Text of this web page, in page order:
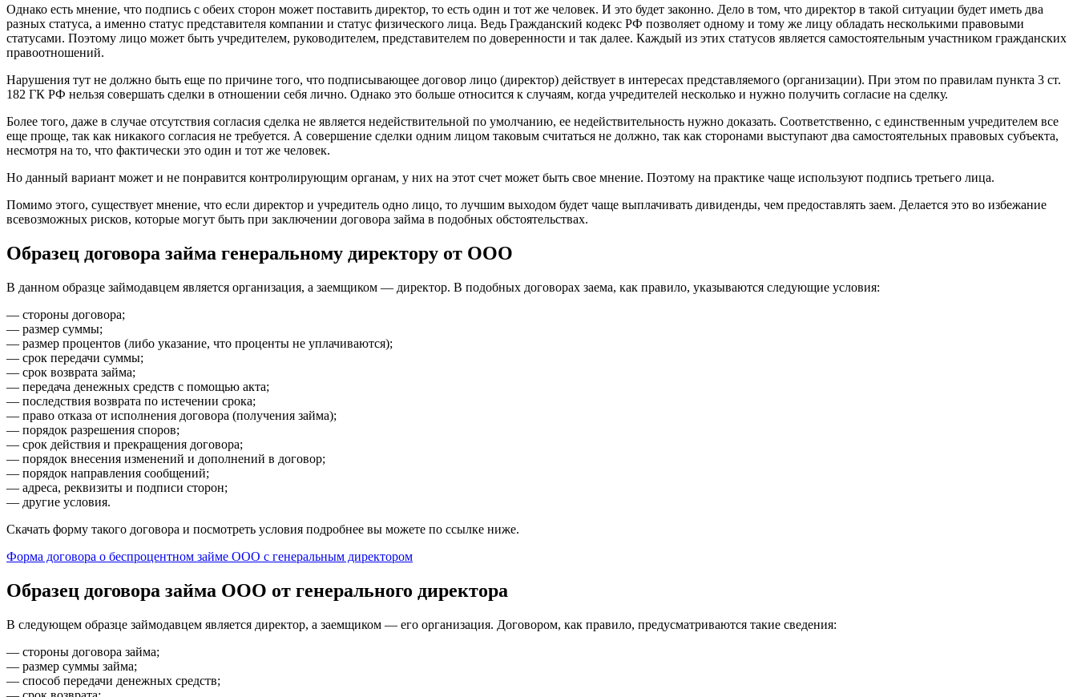
Однако есть мнение, что подпись с обеих сторон может поставить директор, то есть один и тот же человек. И это будет законно. Дело в том, что директор в такой ситуации будет иметь два
разных статуса, а именно статус представителя компании и статус физического лица. Ведь Гражданский кодекс РФ позволяет одному и тому же лицу обладать несколькими правовыми
статусами. Поэтому лицо может быть учредителем, руководителем, представителем по доверенности и так далее. Каждый из этих статусов является самостоятельным участником гражданских
правоотношений.
Нарушения тут не должно быть еще по причине того, что подписывающее договор лицо (директор) действует в интересах представляемого (организации). При этом по правилам пункта 3 ст.
182 ГК РФ нельзя совершать сделки в отношении себя лично. Однако это больше относится к случаям, когда учредителей несколько и нужно получить согласие на сделку.
Более того, даже в случае отсутствия согласия сделка не является недействительной по умолчанию, ее недействительность нужно доказать. Соответственно, с единственным учредителем все
еще проще, так как никакого согласия не требуется. А совершение сделки одним лицом таковым считаться не должно, так как сторонами выступают два самостоятельных правовых субъекта,
несмотря на то, что фактически это один и тот же человек.
Но данный вариант может и не понравится контролирующим органам, у них на этот счет может быть свое мнение. Поэтому на практике чаще используют подпись третьего лица.
Помимо этого, существует мнение, что если директор и учредитель одно лицо, то лучшим выходом будет чаще выплачивать дивиденды, чем предоставлять заем. Делается это во избежание
всевозможных рисков, которые могут быть при заключении договора займа в подобных обстоятельствах.
Образец договора займа генеральному директору от ООО
В данном образце займодавцем является организация, а заемщиком — директор. В подобных договорах заема, как правило, указываются следующие условия:
— стороны договора;
— размер суммы;
— размер процентов (либо указание, что проценты не уплачиваются);
— срок передачи суммы;
— срок возврата займа;
— передача денежных средств с помощью акта;
— последствия возврата по истечении срока;
— право отказа от исполнения договора (получения займа);
— порядок разрешения споров;
— срок действия и прекращения договора;
— порядок внесения изменений и дополнений в договор;
— порядок направления сообщений;
— адреса, реквизиты и подписи сторон;
— другие условия.
Скачать форму такого договора и посмотреть условия подробнее вы можете по ссылке ниже.
Форма договора о беспроцентном займе ООО с генеральным директором
Образец договора займа ООО от генерального директора
В следующем образце займодавцем является директор, а заемщиком — его организация. Договором, как правило, предусматриваются такие сведения:
— стороны договора займа;
— размер суммы займа;
— способ передачи денежных средств;